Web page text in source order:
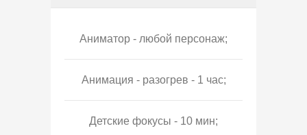
Аниматор - любой персонаж;
Анимация - разогрев - 1 час;
Детские фокусы - 10 мин;